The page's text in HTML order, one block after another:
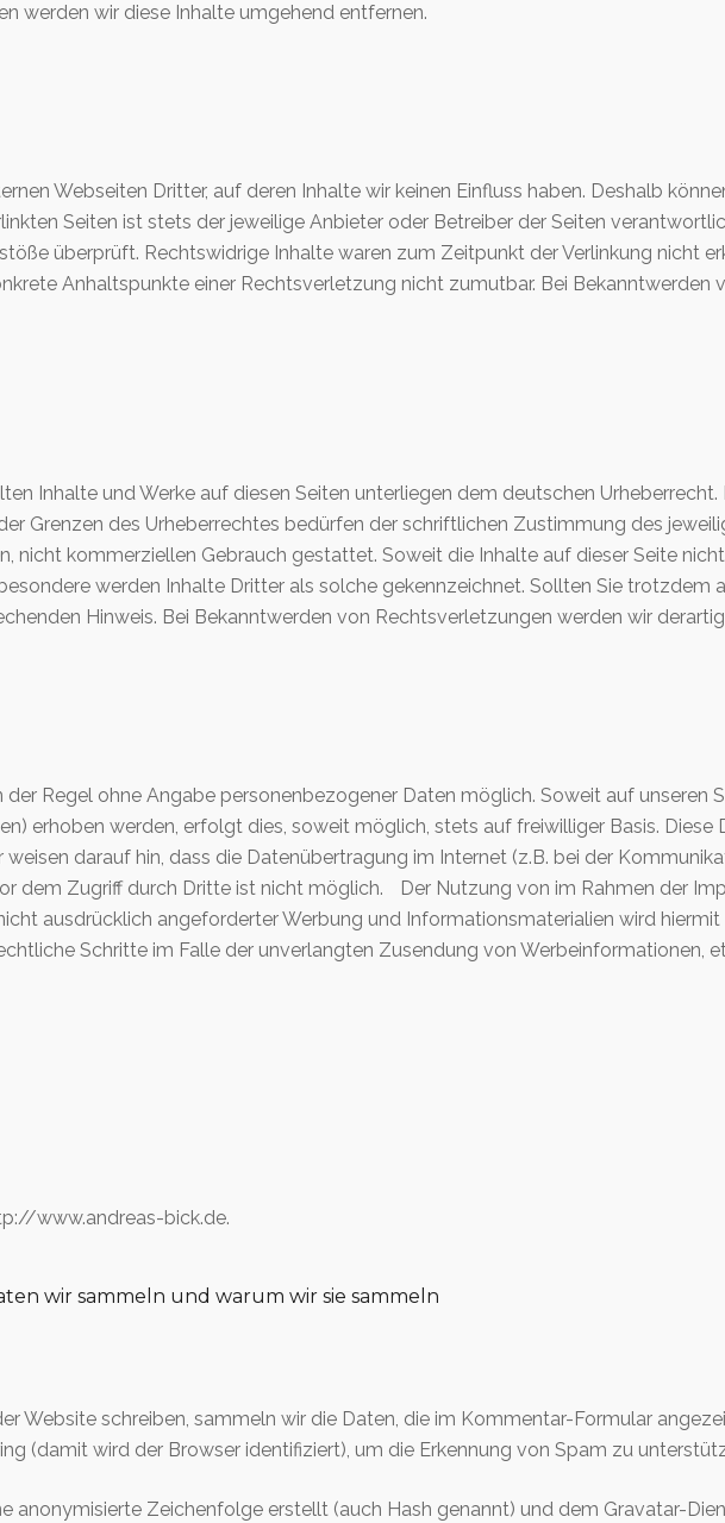
werden wir diese Inhalte umgehend entfernen.
Webseiten Dritter, auf deren Inhalte wir keinen Einfluss haben. Deshalb
Seiten ist stets der jeweilige Anbieter oder Betreiber der Seiten
überprüft. Rechtswidrige Inhalte waren zum Zeitpunkt der Verlinkung nicht
Anhaltspunkte einer Rechtsverletzung nicht zumutbar. Bei
Inhalte und Werke auf diesen Seiten unterliegen dem deutschen
Grenzen des Urheberrechtes bedürfen der schriftlichen Zustimmung des
nicht kommerziellen Gebrauch gestattet. Soweit die Inhalte auf dieser Seite
werden Inhalte Dritter als solche gekennzeichnet. Sollten Sie trotzdem
Hinweis. Bei Bekanntwerden von Rechtsverletzungen werden wir
der Regel ohne Angabe personenbezogener Daten möglich. Soweit auf unseren
erhoben werden, erfolgt dies, soweit möglich, stets auf freiwilliger Basis.
darauf hin, dass die Datenübertragung im Internet (z.B. bei der
dem Zugriff durch Dritte ist nicht möglich. Der Nutzung von im Rahmen der
ausdrücklich angeforderter Werbung und Informationsmaterialien wird
Schritte im Falle der unverlangten Zusendung von Werbeinformationen,
www.andreas-bick.de.
wir sammeln und warum wir sie sammeln
Website schreiben, sammeln wir die Daten, die im Kommentar-Formular
(damit wird der Browser identifiziert), um die Erkennung von Spam zu
anonymisierte Zeichenfolge erstellt (auch Hash genannt) und dem Gravatar-